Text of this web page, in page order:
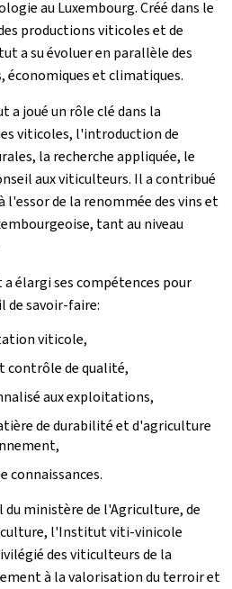
au Luxembourg. Créé dans le
productions viticoles et de
a su évoluer en parallèle des
et climatiques.
a joué un rôle clé dans la
viticoles, l'introduction de
la recherche appliquée, le
aux viticulteurs. Il a contribué
de la renommée des vins et
tant au niveau
élargi ses compétences pour
de savoir-faire:
viticole,
contrôle de qualité,
aux exploitations,
de durabilité et d'agriculture
ministère de l'Agriculture, de
l'Institut viti-vinicole
des viticulteurs de la
à la valorisation du terroir et